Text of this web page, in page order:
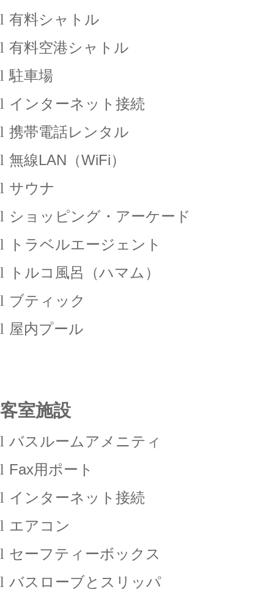
l 有料シャトル
l 有料空港シャトル
l 駐車場
l インターネット接続
l 携帯電話レンタル
l 無線LAN （WiFi）
l サウナ
l ショッピング・アーケード
l
トラベルエージェント
l
トルコ風呂（ハマム）
l ブティック
l 屋内プール
客室施設
l バスルームアメニティ
l Fax用ポート
l インターネット接続
l エアコン
l セーフティーボックス
l バスローブとスリッパ